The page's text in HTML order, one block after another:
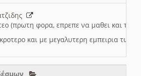
(πρωτη φορα, επρεπε να μαθει και το
και με μεγαλυτερη εμπειρια